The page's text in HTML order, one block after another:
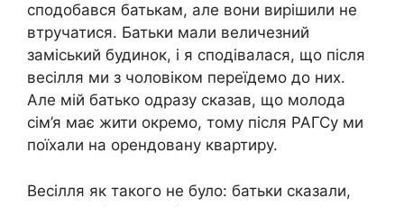
сподобався батькам, але вони вирішили не
втручатися. Батьки мали величезний
заміський будинок, і я сподівалася, що після
весілля ми з чоловіком переїдемо до них.
Але мій батько одразу сказав, що молода
сім’я має жити окремо, тому після РАГСу ми
поїхали на орендовану квартиру.
Весілля як такого не було: батьки сказали,